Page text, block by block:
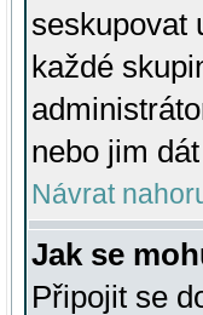
seskupovat
každé
nebo jim
Návrat
Jak se
Připojit se